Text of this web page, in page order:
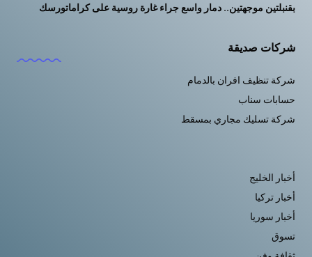
بقنبلتين موجهتين.. دمار واسع جراء غارة روسية على كراماتورسك
شركات صديقة
شركة تنظيف افران بالدمام
حسابات سناب
شركة تسليك مجاري بمسقط
أخبار الخليج
أخبار تركيا
أخبار سوريا
تسوق